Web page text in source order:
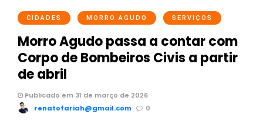
CIDADES MORRO AGUDO SERVIÇOS
Morro Agudo passa a contar com
Corpo de Bombeiros Civis a partir
de abril
Publicado em 31 de março de 2026
renatofariah@gmail.com
0